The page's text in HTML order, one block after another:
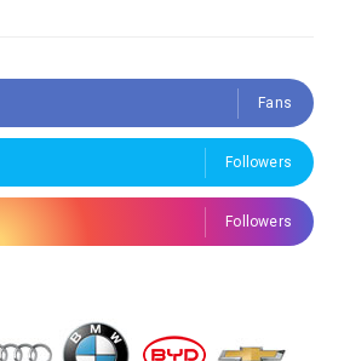
Fans
Followers
Followers